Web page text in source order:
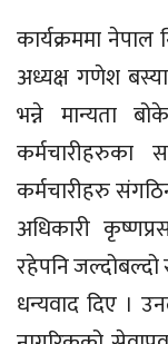
कार्यक्रममा नेपाल
अध्यक्ष गणेश
भन्ने मान्यता
कर्मचारीहरुका
कर्मचारीहरु
अधिकारी
रहेपनि
धन्यवाद दिए ।